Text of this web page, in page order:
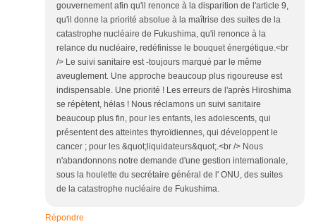
gouvernement afin qu'il renonce à la disparition de l'article 9,
qu'il donne la priorité absolue à la maîtrise des suites de la
catastrophe nucléaire de Fukushima, qu'il renonce à la
relance du nucléaire, redéfinisse le bouquet énergétique.<br
/> Le suivi sanitaire est -toujours marqué par le même
aveuglement. Une approche beaucoup plus rigoureuse est
indispensable. Une priorité ! Les erreurs de l'après Hiroshima
se répètent, hélas ! Nous réclamons un suivi sanitaire
beaucoup plus fin, pour les enfants, les adolescents, qui
présentent des atteintes thyroïdiennes, qui développent le
cancer ; pour les &quot;liquidateurs&quot;.<br /> Nous
n'abandonnons notre demande d'une gestion internationale,
sous la houlette du secrétaire général de l' ONU, des suites
de la catastrophe nucléaire de Fukushima.
Répondre